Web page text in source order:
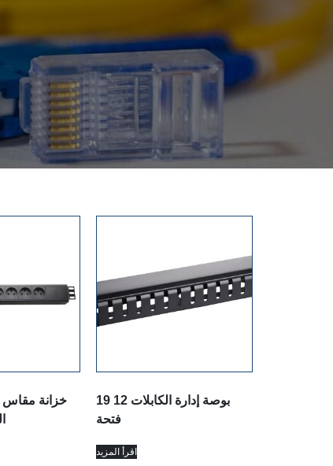
19 بوصة إدارة الكابلات 12
اقرأ المزيد